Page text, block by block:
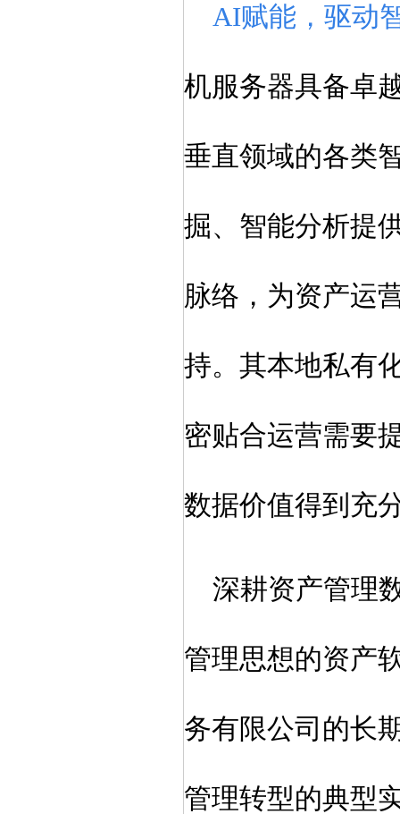
AI赋能，驱动
机服务器具备卓
垂直领域的各类
掘、智能分析提
脉络，为资产运
持。其本地私有
密贴合运营需要
数据价值得到充
深耕资产管理
管理思想的资产
务有限公司的长
管理转型的典型